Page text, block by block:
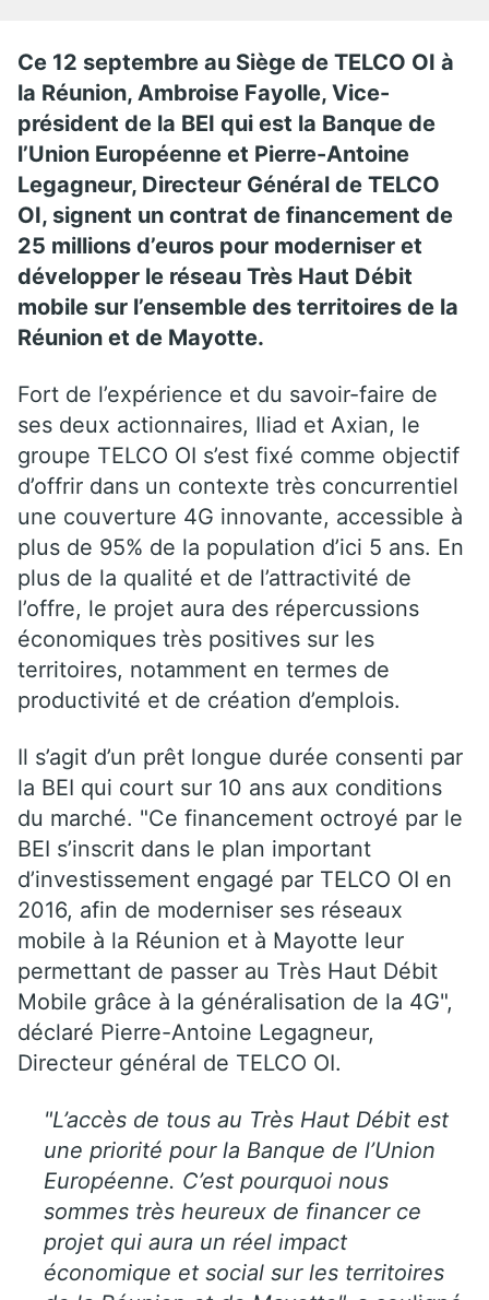
Ce 12 septembre au Siège de TELCO OI à
la Réunion, Ambroise Fayolle, Vice-
président de la BEI qui est la Banque de
l’Union Européenne et Pierre-Antoine
Legagneur, Directeur Général de TELCO
OI, signent un contrat de financement de
25 millions d’euros pour moderniser et
développer le réseau Très Haut Débit
mobile sur l’ensemble des territoires de la
Réunion et de Mayotte.
Fort de l’expérience et du savoir-faire de
ses deux actionnaires, Iliad et Axian, le
groupe TELCO OI s’est fixé comme objectif
d’offrir dans un contexte très concurrentiel
une couverture 4G innovante, accessible à
plus de 95% de la population d’ici 5 ans. En
plus de la qualité et de l’attractivité de
l’offre, le projet aura des répercussions
économiques très positives sur les
territoires, notamment en termes de
productivité et de création d’emplois.
Il s’agit d’un prêt longue durée consenti par
la BEI qui court sur 10 ans aux conditions
du marché. "Ce financement octroyé par le
BEI s’inscrit dans le plan important
d’investissement engagé par TELCO OI en
2016, afin de moderniser ses réseaux
mobile à la Réunion et à Mayotte leur
permettant de passer au Très Haut Débit
Mobile grâce à la généralisation de la 4G",
déclaré Pierre-Antoine Legagneur,
Directeur général de TELCO OI.
"L’accès de tous au Très Haut Débit est
une priorité pour la Banque de l’Union
Européenne. C’est pourquoi nous
sommes très heureux de financer ce
projet qui aura un réel impact
économique et social sur les territoires